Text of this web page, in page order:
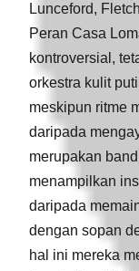
Lunceford,
Peran Casa
kontroversial,
orkestra kulit
meskipun ritme
daripada
merupakan
menampilkan
daripada
dengan sopan
hal ini mereka